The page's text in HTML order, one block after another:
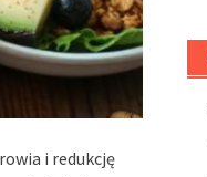
i redukcję